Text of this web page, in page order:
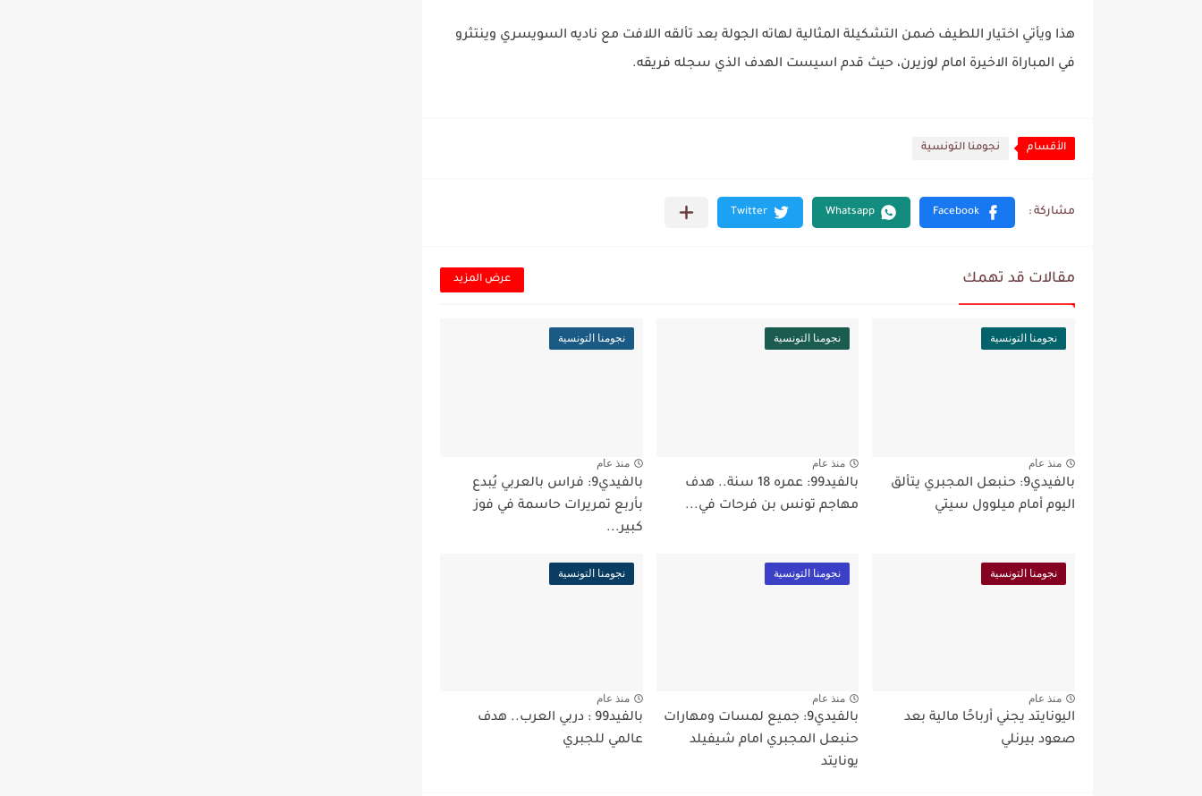
هذا ويأتي اختيار اللطيف ضمن التشكيلة المثالية لهاته الجولة بعد تألقه اللافت مع ناديه السويسري وينتثرو
في المباراة الاخيرة امام لوزيرن، حيث قدم اسيست الهدف الذي سجله فريقه.
الأقسام نجومنا التونسية
مقالات قد تهمك عرض المزيد
نجومنا التونسية
منذ عام
بالفيدي9: حنبعل المجبري يتألق
اليوم أمام ميلوول سيتي
نجومنا التونسية
منذ عام
بالفيد99: عمره 18 سنة.. هدف
مهاجم تونس بن فرحات في...
نجومنا التونسية
منذ عام
بالفيدي9: فراس بالعربي يُبدع
بأربع تمريرات حاسمة في فوز
كبير...
نجومنا التونسية
منذ عام
اليونايتد يجني أرباحًا مالية بعد
صعود بيرنلي
نجومنا التونسية
منذ عام
بالفيدي9: جميع لمسات ومهارات
حنبعل المجبري امام شيفيلد
يونايتد
نجومنا التونسية
منذ عام
بالفيد99 : دربي العرب.. هدف
عالمي للجبري